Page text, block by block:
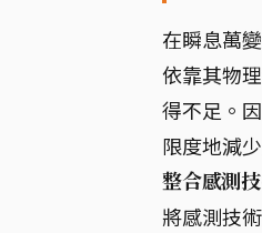
在瞬息萬
依靠其物
得不足。
限度地減
整合感測
將感測技